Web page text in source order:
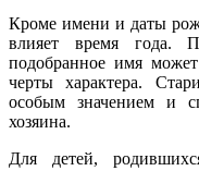
Кроме имени и даты
влияет время года.
подобранное имя
черты характера.
особым значением и
хозяина.
Для детей,